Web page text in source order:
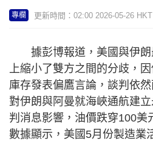
專欄 更新時間：02:00 2026-05-26 HKT
據彭博報道，美國與伊朗
上縮小了雙方之間的分歧，
庫存發表偏鷹言論，談判依
對伊朗與阿曼就海峽通航建
判消息影響，油價跌穿100美
數據顯示，美國5月份製造業